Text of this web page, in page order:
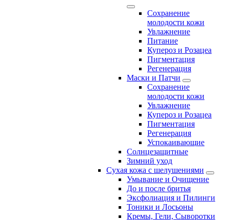
Сохранение
молодости кожи
Увлажнение
Питание
Купероз и Розацеа
Пигментация
Регенерация
Маски и Патчи
Сохранение
молодости кожи
Увлажнение
Купероз и Розацеа
Пигментация
Регенерация
Успокаивающие
Солнцезащитные
Зимний уход
Сухая кожа с шелушениями
Умывание и Очищение
До и после бритья
Эксфолиация и Пилинги
Тоники и Лосьоны
Кремы, Гели, Сыворотки